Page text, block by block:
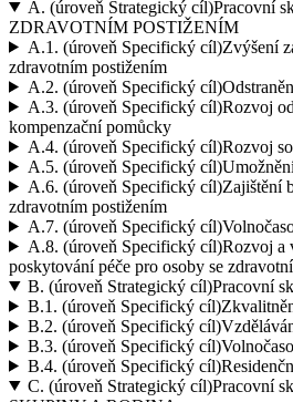
A. (úroveň Strategický cíl)Pracovní
ZDRAVOTNÍM POSTIŽENÍM
A.1. (úroveň Specifický cíl)Zvýšení
zdravotním postižením
A.2. (úroveň Specifický cíl)
A.3. (úroveň Specifický cíl)Rozvoj
kompenzační pomůcky
A.4. (úroveň Specifický cíl)Rozvoj
A.5. (úroveň Specifický cíl)
A.6. (úroveň Specifický cíl)Zajištění
zdravotním postižením
A.7. (úroveň Specifický cíl)
A.8. (úroveň Specifický cíl)Rozvoj a
poskytování péče pro osoby se
B. (úroveň Strategický cíl)Pracovní
B.1. (úroveň Specifický cíl)
B.2. (úroveň Specifický cíl)
B.3. (úroveň Specifický cíl)
B.4. (úroveň Specifický cíl)
C. (úroveň Strategický cíl)Pracovní